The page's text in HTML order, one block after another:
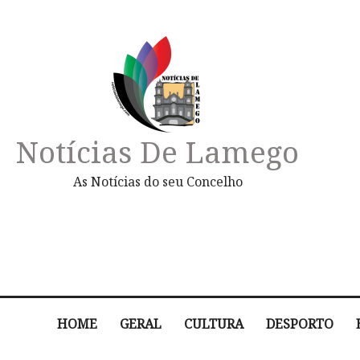
Notícias De Lamego
As Notícias do seu Concelho
HOME GERAL CULTURA DESPORTO